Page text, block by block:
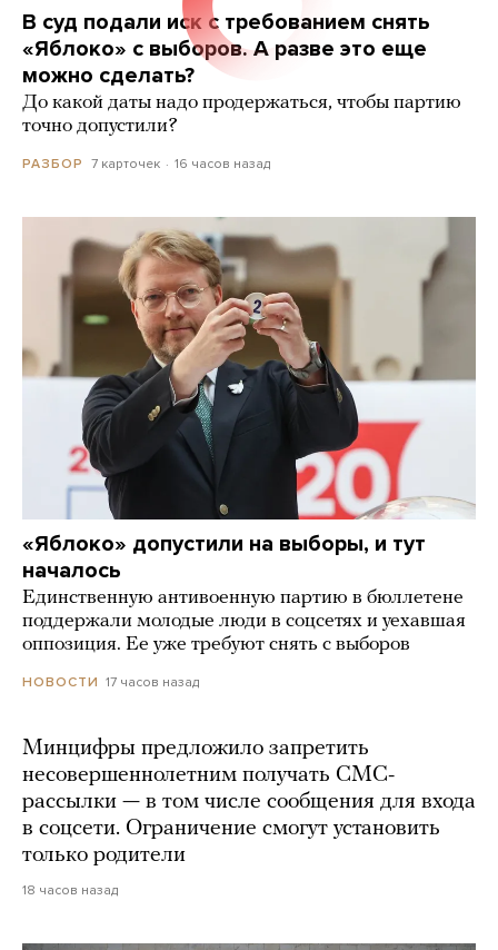
В суд подали иск с требованием снять
«Яблоко» с выборов. А разве это еще
можно сделать?
До какой даты надо продержаться, чтобы партию
точно допустили?
РАЗБОР 7 карточек 16 часов назад
«Яблоко» допустили на выборы, и тут
началось
Единственную антивоенную партию в бюллетене
поддержали молодые люди в соцсетях и уехавшая
оппозиция. Ее уже требуют снять с выборов
НОВОСТИ 17 часов назад
Минцифры предложило запретить
несовершеннолетним получать СМС-
рассылки — в том числе сообщения для входа
в соцсети. Ограничение смогут установить
только родители
18 часов назад